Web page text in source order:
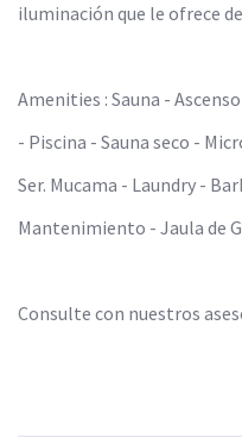
iluminación que le ofrece
Amenities : Sauna -
- Piscina - Sauna seco -
Ser. Mucama - Laundry -
Mantenimiento - Jaula de
Consulte con nuestros